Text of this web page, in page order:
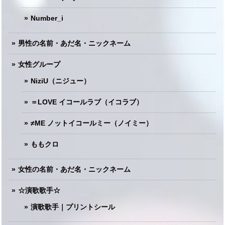
Number_i
男性の名前・あだ名・ニックネーム
女性グループ
NiziU（ニジュー）
＝LOVE イコールラブ（イコラブ）
≠ME ノットイコールミー（ノイミー）
ももクロ
女性の名前・あだ名・ニックネーム
☆演歌歌手☆
演歌歌手｜プリントシール